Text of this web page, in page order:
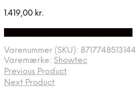
1.419,00 kr.
Varenummer (SKU): 8717748513144
Varemærke: Showtec
Previous Product
Next Product